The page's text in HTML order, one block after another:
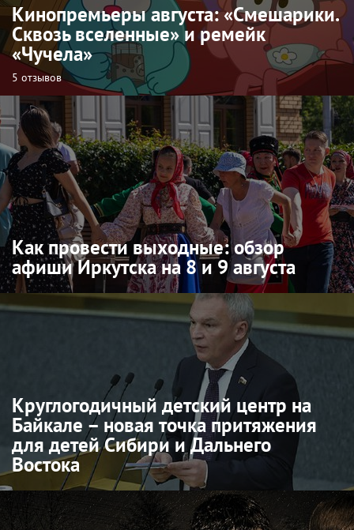
Кинопремьеры августа: «Смешарики.
Сквозь вселенные» и ремейк
«Чучела»
5 отзывов
Как провести выходные: обзор
афиши Иркутска на 8 и 9 августа
Круглогодичный детский центр на
Байкале – новая точка притяжения
для детей Сибири и Дальнего
Востока